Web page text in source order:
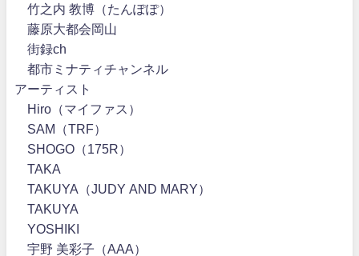
竹之内 教博（たんぽぽ）
藤原大都会岡山
街録ch
都市ミナティチャンネル
アーティスト
Hiro（マイファス）
SAM（TRF）
SHOGO（175R）
TAKA
TAKUYA（JUDY AND MARY）
TAKUYA∞
YOSHIKI
宇野 美彩子（AAA）